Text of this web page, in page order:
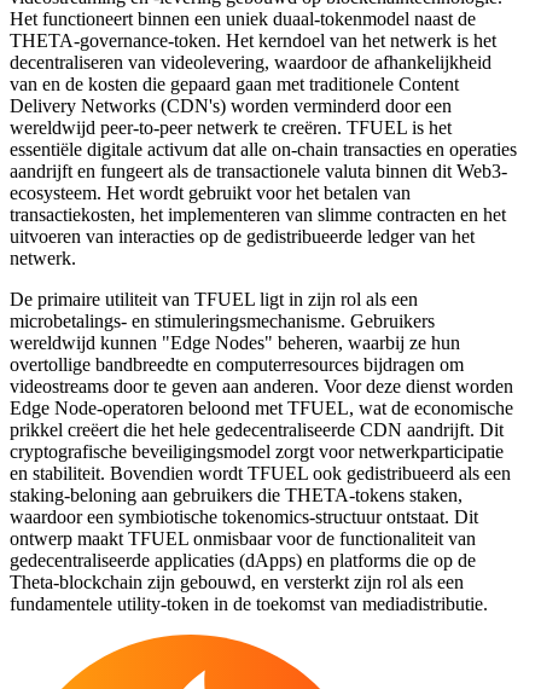
Het functioneert binnen een uniek duaal-tokenmodel naast de
THETA-governance-token. Het kerndoel van het netwerk is het
decentraliseren van videolevering, waardoor de afhankelijkheid
van en de kosten die gepaard gaan met traditionele Content
Delivery Networks (CDN's) worden verminderd door een
wereldwijd peer-to-peer netwerk te creëren. TFUEL is het
essentiële digitale activum dat alle on-chain transacties en operaties
aandrijft en fungeert als de transactionele valuta binnen dit Web3-
ecosysteem. Het wordt gebruikt voor het betalen van
transactiekosten, het implementeren van slimme contracten en het
uitvoeren van interacties op de gedistribueerde ledger van het
netwerk.
De primaire utiliteit van TFUEL ligt in zijn rol als een
microbetalings- en stimuleringsmechanisme. Gebruikers
wereldwijd kunnen "Edge Nodes" beheren, waarbij ze hun
overtollige bandbreedte en computerresources bijdragen om
videostreams door te geven aan anderen. Voor deze dienst worden
Edge Node-operatoren beloond met TFUEL, wat de economische
prikkel creëert die het hele gedecentraliseerde CDN aandrijft. Dit
cryptografische beveiligingsmodel zorgt voor netwerkparticipatie
en stabiliteit. Bovendien wordt TFUEL ook gedistribueerd als een
staking-beloning aan gebruikers die THETA-tokens staken,
waardoor een symbiotische tokenomics-structuur ontstaat. Dit
ontwerp maakt TFUEL onmisbaar voor de functionaliteit van
gedecentraliseerde applicaties (dApps) en platforms die op de
Theta-blockchain zijn gebouwd, en versterkt zijn rol als een
fundamentele utility-token in de toekomst van mediadistributie.